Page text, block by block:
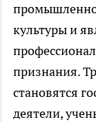
культуры и
признания.
становятся
деятели,